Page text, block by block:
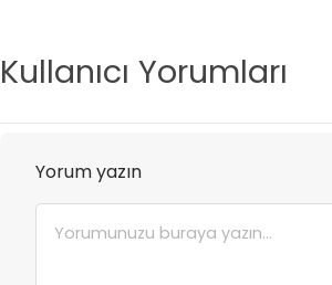
Kullanıcı Yorumları
Yorum yazın